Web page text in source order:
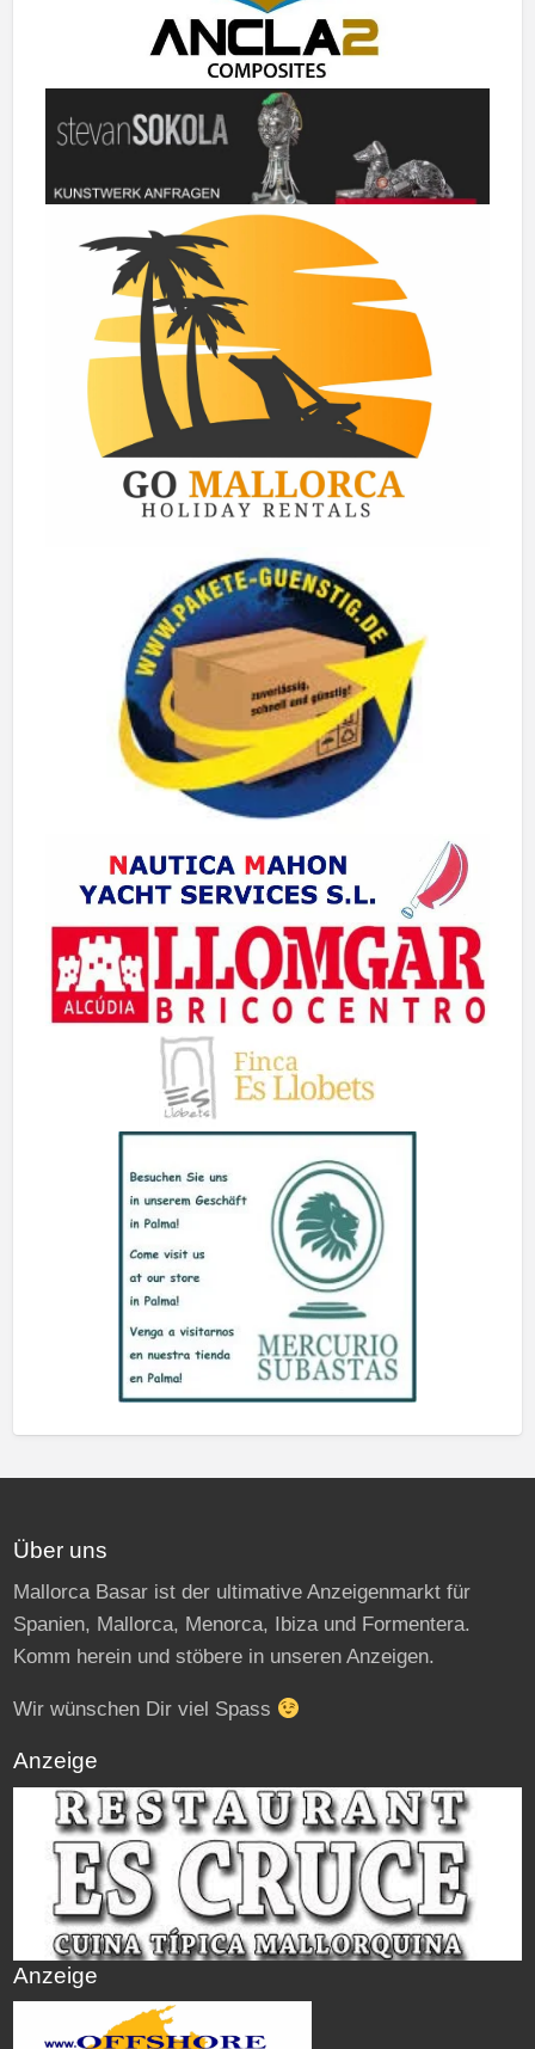
Über uns
Mallorca Basar ist der ultimative Anzeigenmarkt für
Spanien, Mallorca, Menorca, Ibiza und Formentera.
Komm herein und stöbere in unseren Anzeigen.
Wir wünschen Dir viel Spass
Anzeige
Anzeige